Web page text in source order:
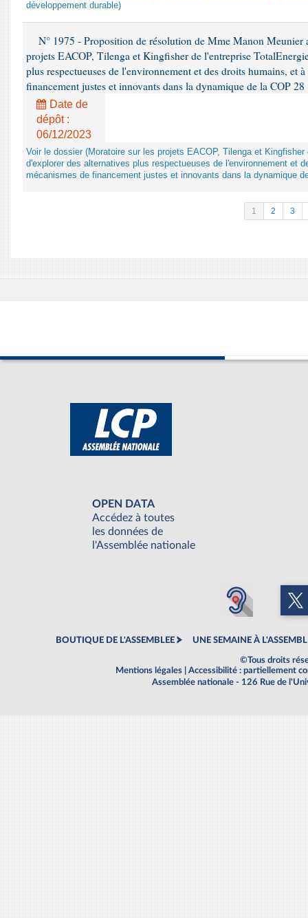
développement durable)
N° 1975 - Proposition de résolution de Mme Manon Meunier
projets EACOP, Tilenga et Kingfisher de l'entreprise
plus respectueuses de l'environnement et des droits humains, et
financement justes et innovants dans la dynamique de la COP 28
Date de
dépôt :
06/12/2023
Voir le dossier (Moratoire sur les projets EACOP, Tilenga et
d'explorer des alternatives plus respectueuses de l'environnement et
mécanismes de financement justes et innovants dans la dynamique
1 2 3
OPEN DATA
Accédez à toutes
les données de
l'Assemblée nationale
BOUTIQUE DE L'ASSEMBLEE UNE SEMAINE À
©Tous droits
Mentions légales
Accessibilité : partiellement
Assemblée nationale - 126 Rue de